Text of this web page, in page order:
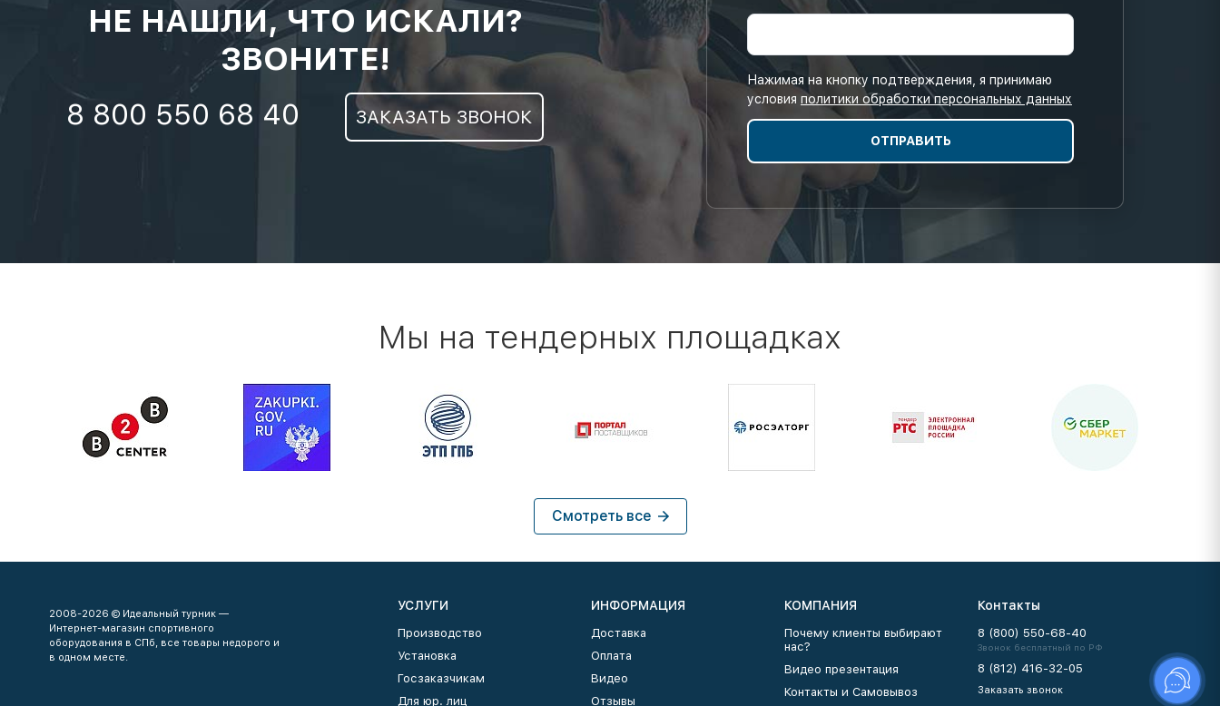
НЕ НАШЛИ, ЧТО ИСКАЛИ?
ЗВОНИТЕ!
8 800 550 68 40 ЗАКАЗАТЬ ЗВОНОК
Нажимая на кнопку подтверждения, я принимаю
условия политики обработки персональных данных
Мы на тендерных площадках
Смотреть все
2008-2026 © Идеальный турник —
Интернет-магазин спортивного
оборудования в СПб, все товары недорого и
в одном месте.
УСЛУГИ
Производство
Установка
Госзаказчикам
Для юр. лиц
ИНФОРМАЦИЯ
Доставка
Оплата
Видео
Отзывы
КОМПАНИЯ
Почему клиенты выбирают
нас?
Видео презентация
Контакты и Самовывоз
Контакты
8 (800) 550-68-40
Звонок бесплатный по РФ
8 (812) 416-32-05
Заказать звонок